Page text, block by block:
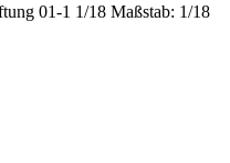
01-1 1/18 Maßstab: 1/18